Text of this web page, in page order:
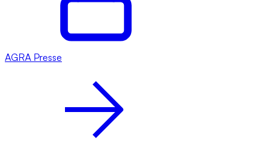
AGRA Presse